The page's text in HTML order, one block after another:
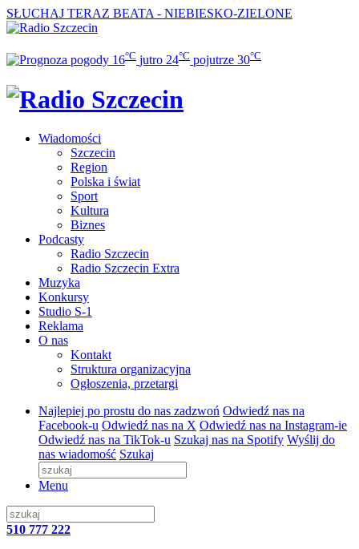
SŁUCHAJ TERAZ BEATA - NIEBIESKO-ZIELONE
16°C jutro 24°C pojutrze 30°C
Wiadomości
Szczecin
Region
Polska i świat
Sport
Kultura
Biznes
Podcasty
Radio Szczecin
Radio Szczecin Extra
Muzyka
Konkursy
Studio S-1
Reklama
O nas
Kontakt
Struktura organizacyjna
Ogłoszenia, przetargi
Najlepiej po prostu do nas zadzwoń Odwiedź nas na
Facebook-u Odwiedź nas na X Odwiedź nas na Instagram-ie
Odwiedź nas na TikTok-u Szukaj nas na Spotify Wyślij do
nas wiadomość Szukaj
Menu
510 777 222